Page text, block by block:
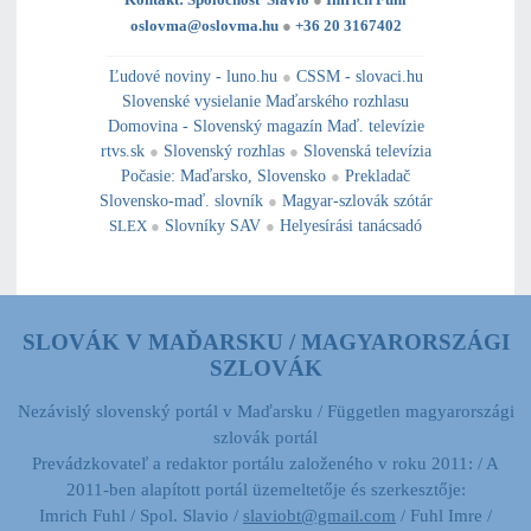
oslovma@oslovma.hu ● +36 20 3167402
Ľudové noviny - luno.hu ● CSSM - slovaci.hu
Slovenské vysielanie Maďarského rozhlasu
Domovina - Slovenský magazín Maď. televízie
rtvs.sk ● Slovenský rozhlas ● Slovenská televízia
Počasie: Maďarsko Slovensko ● Prekladač
Slovensko-maď. slovník ● Magyar-szlovák szótár
SLEX ● Slovníky SAV ● Helyesírási tanácsadó
SLOVÁK V MAĎARSKU / MAGYARORSZÁGI
SZLOVÁK
Nezávislý slovenský portál v Maďarsku / Független magyarországi
szlovák portál
Prevádzkovateľ a redaktor portálu založeného v roku 2011: / A
2011-ben alapított portál üzemeltetője és szerkesztője:
Imrich Fuhl / Spol. Slavio / slaviobt@gmail.com / Fuhl Imre /